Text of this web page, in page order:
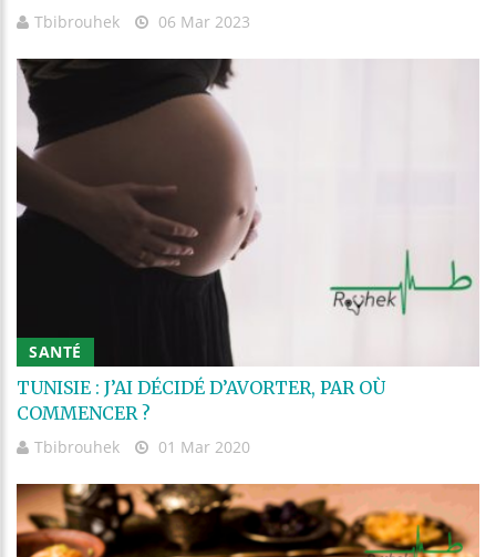
Tbibrouhek 06 Mar 2023
SANTÉ
TUNISIE : J’AI DÉCIDÉ D’AVORTER, PAR OÙ
COMMENCER ?
Tbibrouhek 01 Mar 2020